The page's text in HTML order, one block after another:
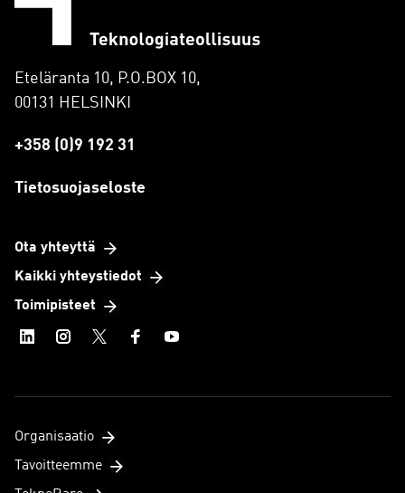
Eteläranta 10, P.O.BOX 10,
00131 HELSINKI
+358 (0)9 192 31
Tietosuojaseloste
Ota yhteyttä
Kaikki yhteystiedot
Toimipisteet
Organisaatio
Tavoitteemme